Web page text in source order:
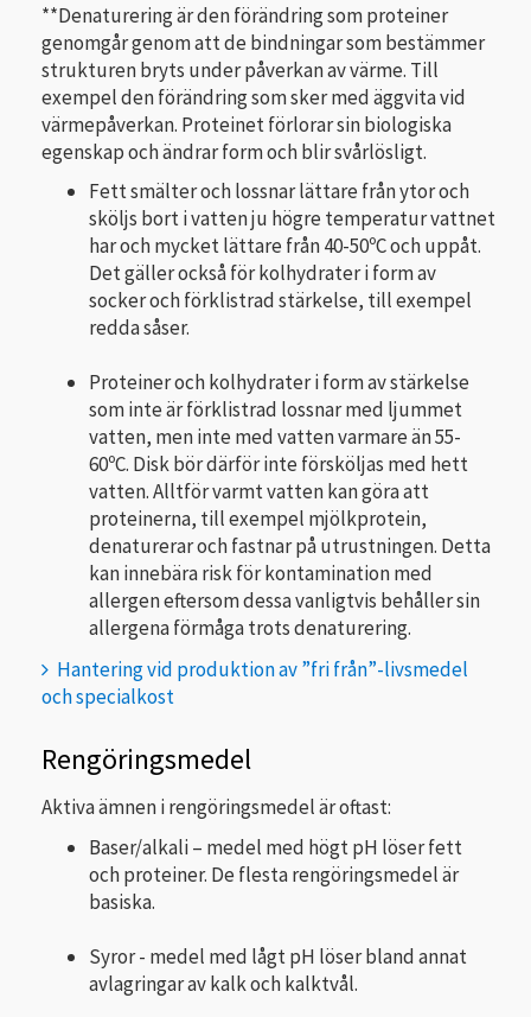
**Denaturering är den förändring som proteiner
genomgår genom att de bindningar som bestämmer
strukturen bryts under påverkan av värme. Till
exempel den förändring som sker med äggvita vid
värmepåverkan. Proteinet förlorar sin biologiska
egenskap och ändrar form och blir svårlösligt.
Fett smälter och lossnar lättare från ytor och
sköljs bort i vatten ju högre temperatur vattnet
har och mycket lättare från 40-50ºC och uppåt.
Det gäller också för kolhydrater i form av
socker och förklistrad stärkelse, till exempel
redda såser.
Proteiner och kolhydrater i form av stärkelse
som inte är förklistrad lossnar med ljummet
vatten, men inte med vatten varmare än 55-
60ºC. Disk bör därför inte försköljas med hett
vatten. Alltför varmt vatten kan göra att
proteinerna, till exempel mjölkprotein,
denaturerar och fastnar på utrustningen. Detta
kan innebära risk för kontamination med
allergen eftersom dessa vanligtvis behåller sin
allergena förmåga trots denaturering.
Hantering vid produktion av ”fri från”-livsmedel
och specialkost
Rengöringsmedel
Aktiva ämnen i rengöringsmedel är oftast:
Baser/alkali – medel med högt pH löser fett
och proteiner. De flesta rengörings­medel är
basiska.
Syror - medel med lågt pH löser bland annat
avlagringar av kalk och kalktvål.